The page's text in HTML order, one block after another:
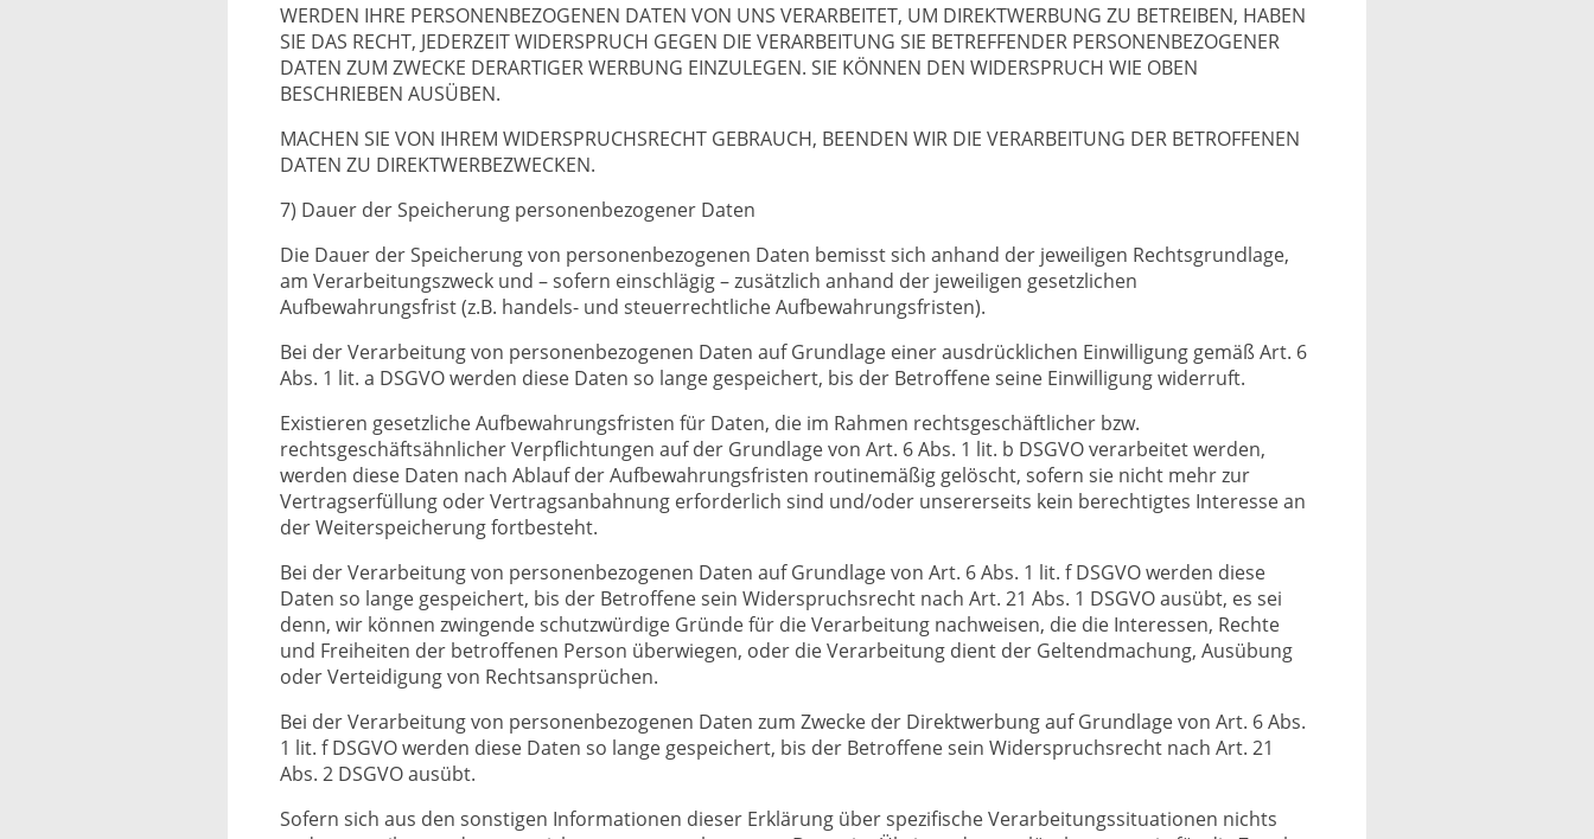
WERDEN IHRE PERSONENBEZOGENEN DATEN VON UNS VERARBEITET, UM DIREKTWERBUNG ZU BETREIBEN, HABEN
SIE DAS RECHT, JEDERZEIT WIDERSPRUCH GEGEN DIE VERARBEITUNG SIE BETREFFENDER PERSONENBEZOGENER
DATEN ZUM ZWECKE DERARTIGER WERBUNG EINZULEGEN. SIE KÖNNEN DEN WIDERSPRUCH WIE OBEN
BESCHRIEBEN AUSÜBEN.
MACHEN SIE VON IHREM WIDERSPRUCHSRECHT GEBRAUCH, BEENDEN WIR DIE VERARBEITUNG DER BETROFFENEN
DATEN ZU DIREKTWERBEZWECKEN.
7) Dauer der Speicherung personenbezogener Daten
Die Dauer der Speicherung von personenbezogenen Daten bemisst sich anhand der jeweiligen Rechtsgrundlage,
am Verarbeitungszweck und – sofern einschlägig – zusätzlich anhand der jeweiligen gesetzlichen
Aufbewahrungsfrist (z.B. handels- und steuerrechtliche Aufbewahrungsfristen).
Bei der Verarbeitung von personenbezogenen Daten auf Grundlage einer ausdrücklichen Einwilligung gemäß Art. 6
Abs. 1 lit. a DSGVO werden diese Daten so lange gespeichert, bis der Betroffene seine Einwilligung widerruft.
Existieren gesetzliche Aufbewahrungsfristen für Daten, die im Rahmen rechtsgeschäftlicher bzw.
rechtsgeschäftsähnlicher Verpflichtungen auf der Grundlage von Art. 6 Abs. 1 lit. b DSGVO verarbeitet werden,
werden diese Daten nach Ablauf der Aufbewahrungsfristen routinemäßig gelöscht, sofern sie nicht mehr zur
Vertragserfüllung oder Vertragsanbahnung erforderlich sind und/oder unsererseits kein berechtigtes Interesse an
der Weiterspeicherung fortbesteht.
Bei der Verarbeitung von personenbezogenen Daten auf Grundlage von Art. 6 Abs. 1 lit. f DSGVO werden diese
Daten so lange gespeichert, bis der Betroffene sein Widerspruchsrecht nach Art. 21 Abs. 1 DSGVO ausübt, es sei
denn, wir können zwingende schutzwürdige Gründe für die Verarbeitung nachweisen, die die Interessen, Rechte
und Freiheiten der betroffenen Person überwiegen, oder die Verarbeitung dient der Geltendmachung, Ausübung
oder Verteidigung von Rechtsansprüchen.
Bei der Verarbeitung von personenbezogenen Daten zum Zwecke der Direktwerbung auf Grundlage von Art. 6 Abs.
1 lit. f DSGVO werden diese Daten so lange gespeichert, bis der Betroffene sein Widerspruchsrecht nach Art. 21
Abs. 2 DSGVO ausübt.
Sofern sich aus den sonstigen Informationen dieser Erklärung über spezifische Verarbeitungssituationen nichts